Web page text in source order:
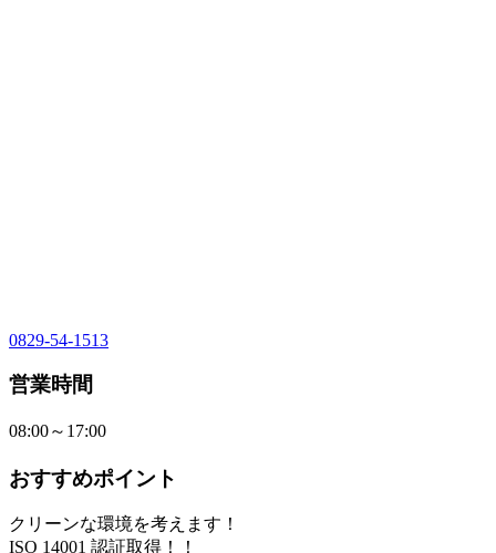
0829-54-1513
営業時間
08:00～17:00
おすすめポイント
クリーンな環境を考えます！
ISO 14001 認証取得！！